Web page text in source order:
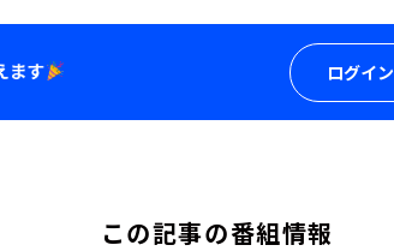
ログイン
この記事の番組情報